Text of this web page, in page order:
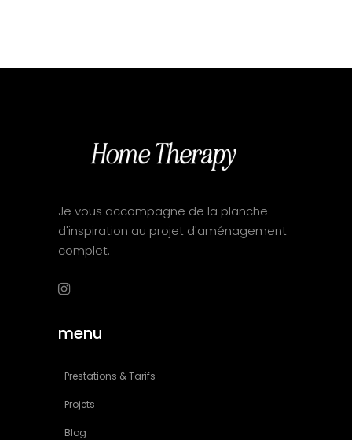
Je vous accompagne de la planche
d'inspiration au projet d'aménagement
complet.
menu
Prestations & Tarifs
Projets
Blog